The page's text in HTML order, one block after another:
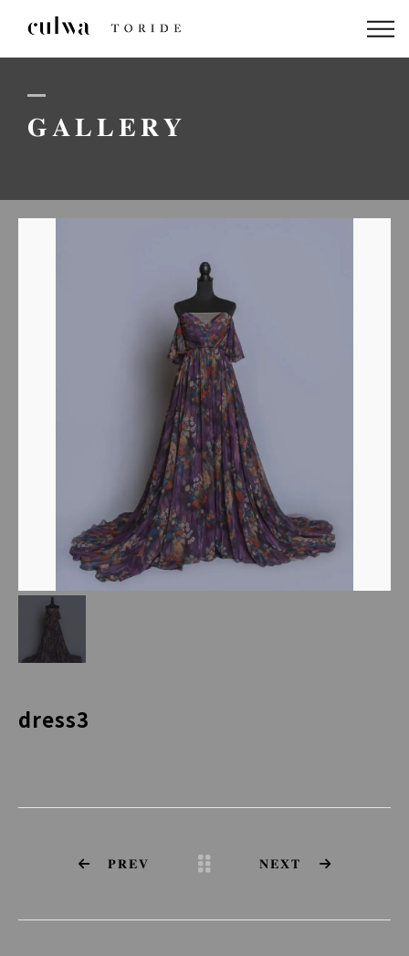
GALLERY
dress3
PREV NEXT
ABOUT US
PACKAGE
STAFF
GALLERY
BLOG
LINEでのお問い合わせはこちら